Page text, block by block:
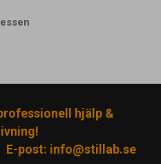
hjälp &
E-post: info@stillab.se